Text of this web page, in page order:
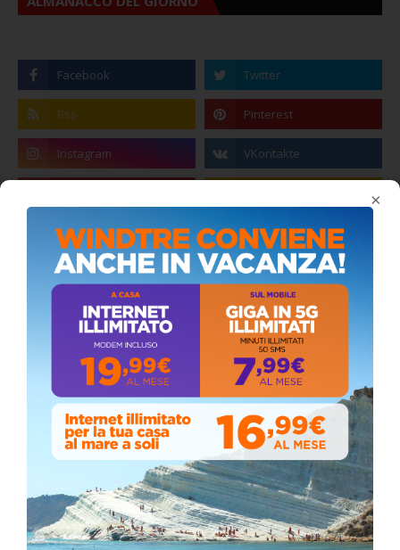
×
Coronavirus: messaggio del Sindaco Zambito
ai cittadini
Stefano Bissi entra nella Strada degli
Scrittori, celebrazione a Siculiana (VIDEO)
Giovedì, Luglio 30, 2026
Il vento ferma i fuochi, ma la devozione non si
ferma: spettacolo pirotecnico rinviato a
domani durante la processione al “Passo”
Sabato, Maggio 02, 2026
📅 ESTATE MEDITERRANEA 2026 – COMUNE DI
SICULIANA
July 24, 2026